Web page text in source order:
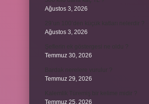
Ağustos 3, 2026
Ağustos 3, 2026
Temmuz 30, 2026
Temmuz 29, 2026
Temmuz 25, 2026